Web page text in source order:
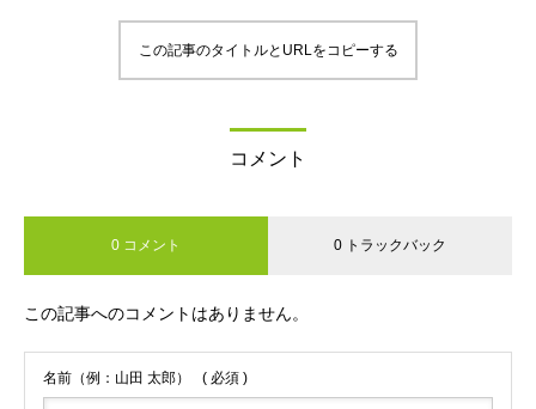
この記事のタイトルとURLをコピーする
コメント
0 コメント 0 トラックバック
この記事へのコメントはありません。
名前（例：山田 太郎） ( 必須 )